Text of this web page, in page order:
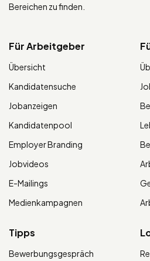
Bereichen zu finden.
Für Arbeitgeber
Übersicht
Kandidatensuche
Jobanzeigen
Kandidatenpool
Employer Branding
Jobvideos
E-Mailings
Medienkampagnen
Tipps
Bewerbungsgespräch